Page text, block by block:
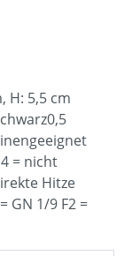
H: 5,5 cm
= nicht
Hitze
GN 1/9 F2 =